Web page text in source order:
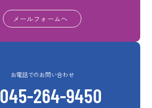
メールフォームへ
お電話でのお問い合わせ
045-264-9450